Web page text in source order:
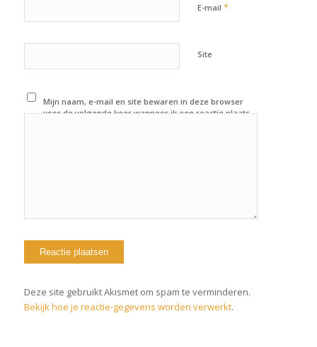
E-mail *
Site
Mijn naam, e-mail en site bewaren in deze browser
voor de volgende keer wanneer ik een reactie plaats.
Deze site gebruikt Akismet om spam te verminderen.
Bekijk hoe je reactie-gegevens worden verwerkt.